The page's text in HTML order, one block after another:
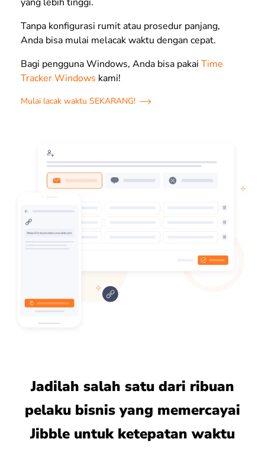
Tanpa konfigurasi rumit atau prosedur panjang,
Anda bisa mulai melacak waktu dengan cepat.
Bagi pengguna Windows, Anda bisa pakai Time
Tracker Windows kami!
Mulai lacak waktu SEKARANG!
Jadilah salah satu dari ribuan
pelaku bisnis yang memercayai
Jibble untuk ketepatan waktu